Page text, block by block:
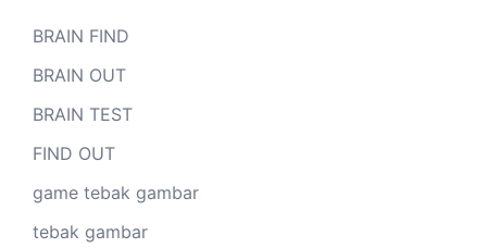
BRAIN FIND
BRAIN OUT
BRAIN TEST
FIND OUT
game tebak gambar
tebak gambar